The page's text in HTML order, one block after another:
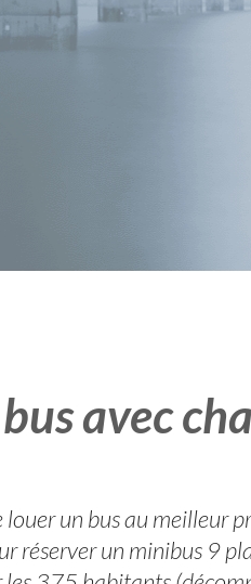
avec
louer un bus au meilleur
réserver un minibus 9